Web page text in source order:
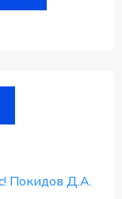
Покидов Д.А.